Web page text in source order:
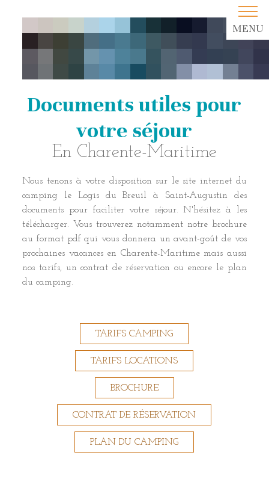
MENU
Documents utiles pour
votre séjour
En Charente-Maritime
Nous tenons à votre disposition sur le site internet du
camping le Logis du Breuil à Saint-Augustin des
documents pour faciliter votre séjour. N'hésitez à les
télécharger. Vous trouverez notamment notre brochure
au format pdf qui vous donnera un avant-goût de vos
prochaines vacances en Charente-Maritime mais aussi
nos tarifs, un contrat de réservation ou encore le plan
du camping.
TARIFS CAMPING
TARIFS LOCATIONS
BROCHURE
CONTRAT DE RÉSERVATION
PLAN DU CAMPING